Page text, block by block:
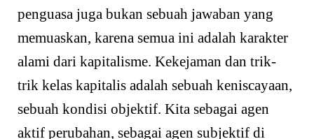
penguasa juga bukan sebuah jawaban yang
memuaskan, karena semua ini adalah karakter
alami dari kapitalisme. Kekejaman dan trik-
trik kelas kapitalis adalah sebuah keniscayaan,
sebuah kondisi objektif. Kita sebagai agen
aktif perubahan, sebagai agen subjektif di